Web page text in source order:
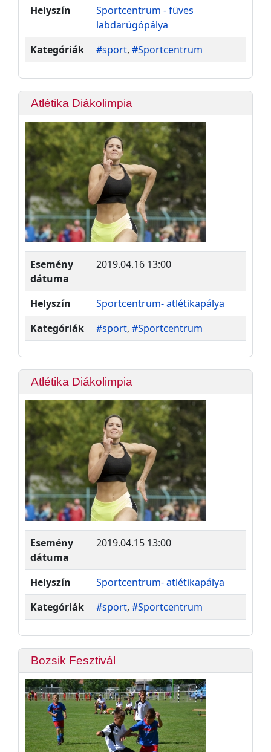
Helyszín
Sportcentrum - füves
labdarúgópálya
Kategóriák
#sport, #Sportcentrum
Atlétika Diákolimpia
Esemény
dátuma
2019.04.16 13:00
Helyszín
Sportcentrum- atlétikapálya
Kategóriák
#sport, #Sportcentrum
Atlétika Diákolimpia
Esemény
dátuma
2019.04.15 13:00
Helyszín
Sportcentrum- atlétikapálya
Kategóriák
#sport, #Sportcentrum
Bozsik Fesztivál